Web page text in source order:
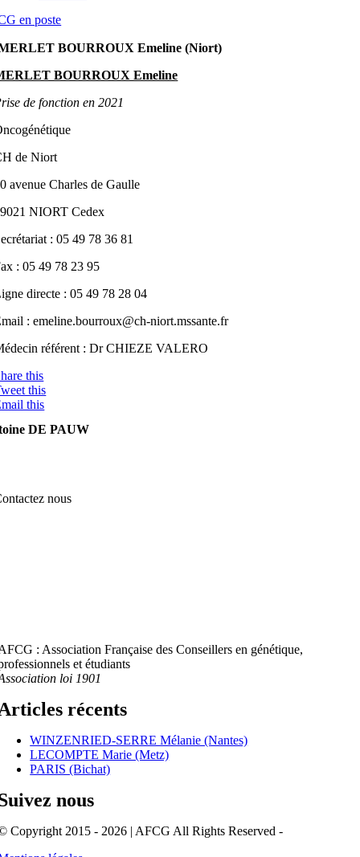
en poste
BOURROUX Emeline (Niort)
BOURROUX Emeline
de fonction en 2021
de Niort
avenue Charles de Gaulle
NIORT Cedex
: 05 49 78 36 81
: 05 49 78 23 95
directe : 05 49 78 28 04
: emeline.bourroux@ch-niort.mssante.fr
référent : Dr CHIEZE VALERO
this
this
this
DE PAUW
nous
: Association Française des Conseillers en génétique,
et étudiants
loi 1901
récents
WINZENRIED-SERRE Mélanie (Nantes)
LECOMPTE Marie (Metz)
PARIS (Bichat)
nous
Copyright 2015 - 2026 | AFCG All Rights Reserved -